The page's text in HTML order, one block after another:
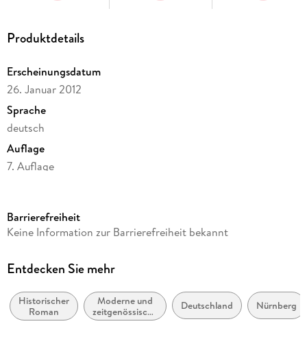
Produktdetails
Erscheinungsdatum
26. Januar 2012
Sprache
deutsch
Auflage
7. Auflage
Reihe
Autor/Autorin
Verlag/Hersteller
Knaur Taschenbuch
Barrierefreiheit
Keine Information zur Barrierefreiheit bekannt
Entdecken Sie mehr
Historischer
Roman
Moderne und
zeitgenössische
Belletristik:
Deutschland Nürnberg